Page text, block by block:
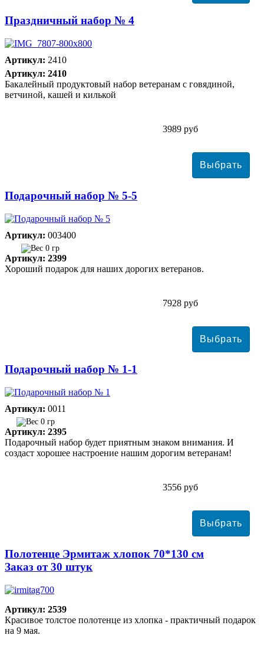
Праздничный набор № 4
Артикул: 2410
Артикул: 2410
Бакалейный продуктовый набор ветеранам с говядиной,
ветчиной, кашей и килькой
3989 руб
Подарочный набор № 5-5
Артикул: 003400
0 гр
Артикул: 2399
Хороший подарок для наших дорогих ветеранов.
7928 руб
Подарочный набор № 1-1
Артикул: 0011
0 гр
Артикул: 2395
Подарочный набор будет приятным знаком внимания. И
создаст хорошее настроение нашим дорогим ветеранам!
3556 руб
Полотенце Эрмитаж хлопок 70*130 см
Заказ от 30 штук
Артикул: 2539
Красивое толстое полотенце из хлопка - практичный подарок
на 9 мая.